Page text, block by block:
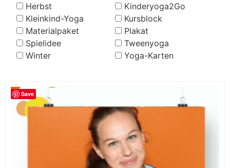
Herbst
Kinderyoga2Go
Kleinkind-Yoga
Kursblock
Materialpaket
Plakat
Spielidee
Tweenyoga
Winter
Yoga-Karten
Save